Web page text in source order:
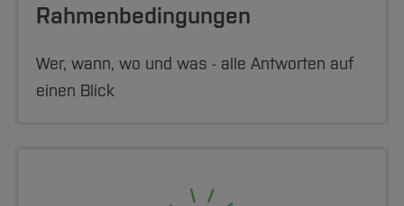
Rahmenbedingungen
Wer, wann, wo und was - alle Antworten auf
einen Blick